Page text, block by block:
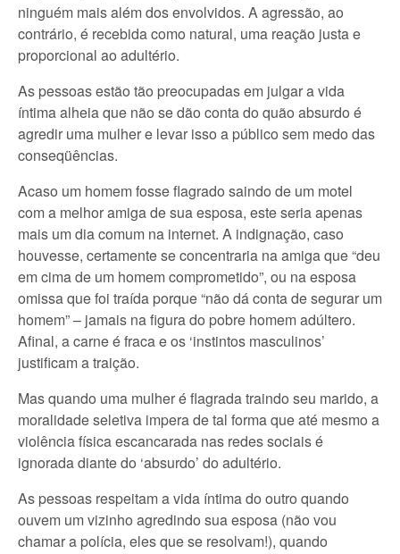
ninguém mais além dos envolvidos. A agressão, ao
contrário, é recebida como natural, uma reação justa e
proporcional ao adultério.
As pessoas estão tão preocupadas em julgar a vida
íntima alheia que não se dão conta do quão absurdo é
agredir uma mulher e levar isso a público sem medo das
conseqüências.
Acaso um homem fosse flagrado saindo de um motel
com a melhor amiga de sua esposa, este seria apenas
mais um dia comum na internet. A indignação, caso
houvesse, certamente se concentraria na amiga que “deu
em cima de um homem comprometido”, ou na esposa
omissa que foi traída porque “não dá conta de segurar um
homem” – jamais na figura do pobre homem adúltero.
Afinal, a carne é fraca e os ‘instintos masculinos’
justificam a traição.
Mas quando uma mulher é flagrada traindo seu marido, a
moralidade seletiva impera de tal forma que até mesmo a
violência física escancarada nas redes sociais é
ignorada diante do ‘absurdo’ do adultério.
As pessoas respeitam a vida íntima do outro quando
ouvem um vizinho agredindo sua esposa (não vou
chamar a polícia, eles que se resolvam!), quando